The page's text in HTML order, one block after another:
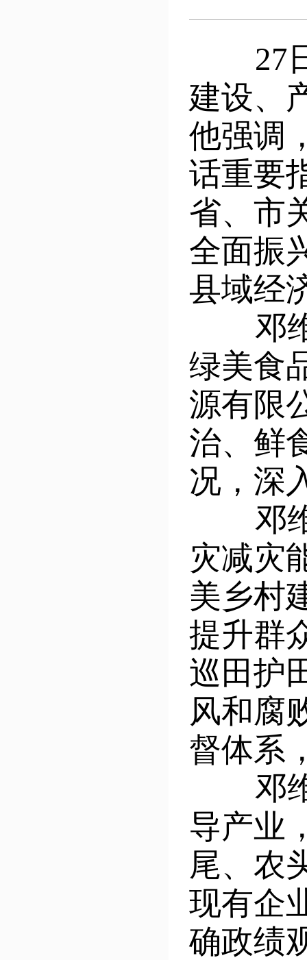
27日
建设、
他强调
话重要
省、市
全面振
县域经
邓维
绿美食
源有限
治、鲜
况，深
邓维
灾减灾
美乡村
提升群
巡田护
风和腐
督体系
邓维
导产业
尾、农
现有企
确政绩